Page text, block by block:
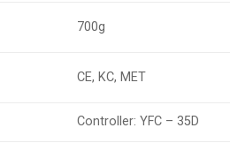
700g
CE, KC, MET
Controller: YFC – 35D